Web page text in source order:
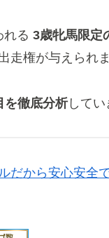
れる 3歳牝馬限定
走権が与えられま
を徹底分析してい
だから安心安全